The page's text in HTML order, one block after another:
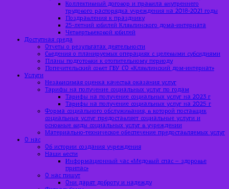
Коллективный договор и правила внутреннего
трудового распорядка учреждения на 2018-2021 годы
Поздравления к празднику
25-летний юбилей Клявлинского дома-интерната
Четвертьвековой юбилей
Доступная среда
Отчеты о результатах деятельности
Сведения о планируемых операциях с целевыми субсидиями
Планы подготовки к отопительному периоду
Попечительский совет ГБУ СО «Клявлинский дом-интернат»
Услуги
Независимая оценка качества оказания услуг
Тарифы на получение социальных услуг по годам
Тарифы на получение социальных услуг на 2023 г
Тарифы на получение социальных услуг на 2025 г
Форма социального обслуживания, в которой поставщик
социальных услуг предоставляет социальные услуги и
основные виды социальных услуг в учреждении
Материально-техническое обеспечение предоставляемых услуг
О нас
Об истории создания учреждения
Наши вести
Информационный час «Медовый спас – здоровье
припас»
О нас пишут
Они дарят доброту и надежду